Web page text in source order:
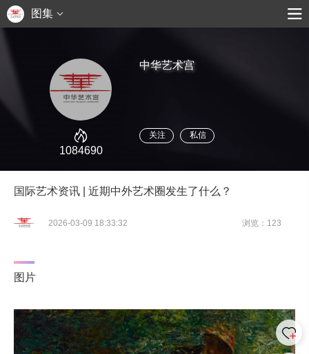
图集
1084690
中华艺术宫
关注 私信
国际艺术资讯 | 近期中外艺术圈发生了什么？
2026-03-09 18:33:32 浏览：123
图片